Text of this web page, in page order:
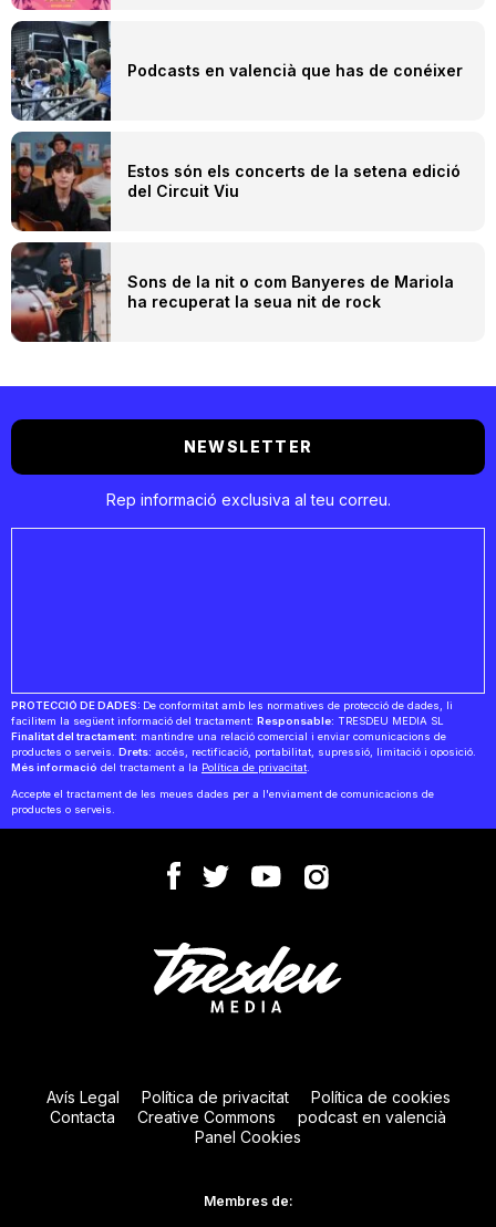
Podcasts en valencià que has de conéixer
Estos són els concerts de la setena edició
del Circuit Viu
Sons de la nit o com Banyeres de Mariola
ha recuperat la seua nit de rock
NEWSLETTER
Rep informació exclusiva al teu correu.
PROTECCIÓ DE DADES: De conformitat amb les normatives de protecció de dades, li
facilitem la següent informació del tractament: Responsable: TRESDEU MEDIA SL
Finalitat del tractament: mantindre una relació comercial i enviar comunicacions de
productes o serveis. Drets: accés, rectificació, portabilitat, supressió, limitació i oposició.
Més informació del tractament a la Política de privacitat.
Accepte el tractament de les meues dades per a l'enviament de comunicacions de
productes o serveis.
Avís Legal Política de privacitat
Política de cookies
Contacta
Creative Commons
podcast en valencià
Panel Cookies
Membres de: